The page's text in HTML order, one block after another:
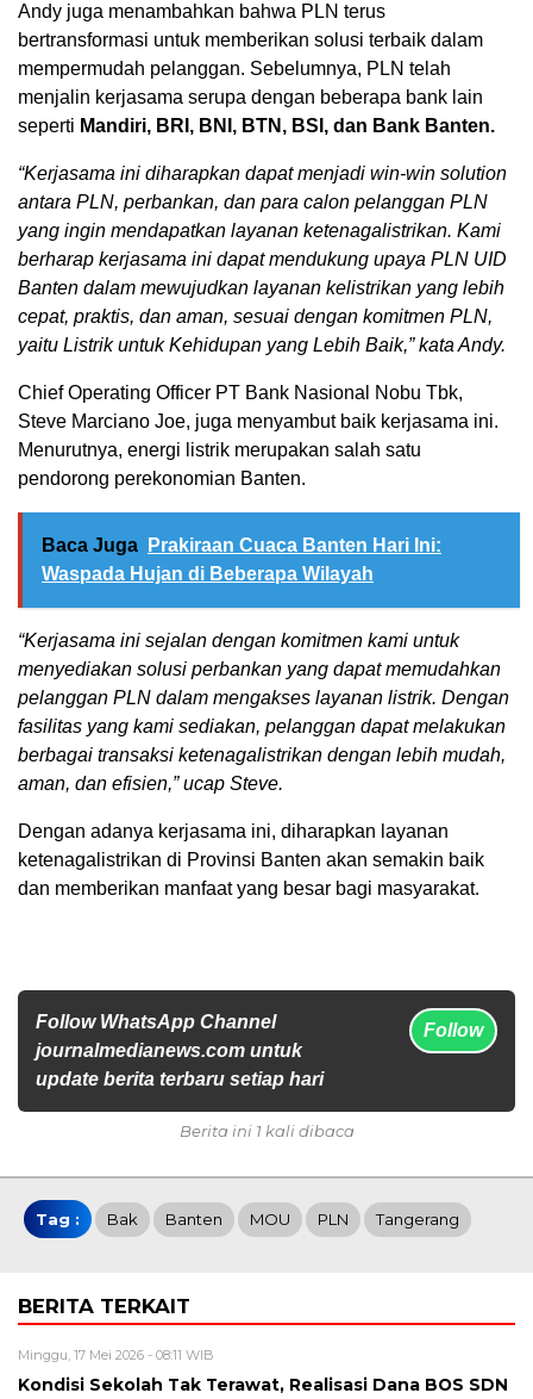
Andy juga menambahkan bahwa PLN terus
bertransformasi untuk memberikan solusi terbaik dalam
mempermudah pelanggan. Sebelumnya, PLN telah
menjalin kerjasama serupa dengan beberapa bank lain
seperti Mandiri, BRI, BNI, BTN, BSI, dan Bank Banten.
“Kerjasama ini diharapkan dapat menjadi win-win solution
antara PLN, perbankan, dan para calon pelanggan PLN
yang ingin mendapatkan layanan ketenagalistrikan. Kami
berharap kerjasama ini dapat mendukung upaya PLN UID
Banten dalam mewujudkan layanan kelistrikan yang lebih
cepat, praktis, dan aman, sesuai dengan komitmen PLN,
yaitu Listrik untuk Kehidupan yang Lebih Baik,” kata Andy.
Chief Operating Officer PT Bank Nasional Nobu Tbk,
Steve Marciano Joe, juga menyambut baik kerjasama ini.
Menurutnya, energi listrik merupakan salah satu
pendorong perekonomian Banten.
Baca Juga
Prakiraan Cuaca Banten Hari Ini:
Waspada Hujan di Beberapa Wilayah
“Kerjasama ini sejalan dengan komitmen kami untuk
menyediakan solusi perbankan yang dapat memudahkan
pelanggan PLN dalam mengakses layanan listrik. Dengan
fasilitas yang kami sediakan, pelanggan dapat melakukan
berbagai transaksi ketenagalistrikan dengan lebih mudah,
aman, dan efisien,” ucap Steve.
Dengan adanya kerjasama ini, diharapkan layanan
ketenagalistrikan di Provinsi Banten akan semakin baik
dan memberikan manfaat yang besar bagi masyarakat.
Follow WhatsApp Channel
journalmedianews.com untuk
update berita terbaru setiap hari
Follow
Berita ini 1 kali dibaca
Tag : Bak Banten MOU PLN Tangerang
BERITA TERKAIT
Minggu, 17 Mei 2026 - 08:11 WIB
Kondisi Sekolah Tak Terawat, Realisasi Dana BOS SDN